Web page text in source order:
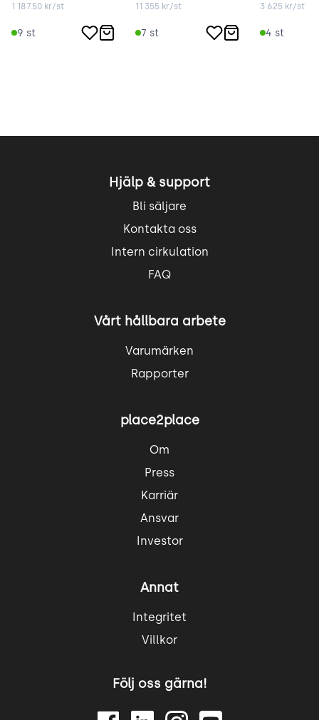
1 187.50 kr/st
9 st
11 355 kr/st
7 st
3 625kr/st
4 st
Hjälp & support
Bli säljare
Kontakta oss
Intern cirkulation
FAQ
Vårt hållbara arbete
Varumärken
Rapporter
place2place
Om
Press
Karriär
Ansvar
Investor
Annat
Integritet
Villkor
Följ oss gärna!